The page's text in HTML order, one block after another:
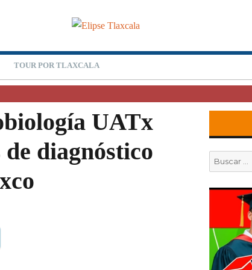
TOUR POR TLAXCALA
UATx
diagnóstico